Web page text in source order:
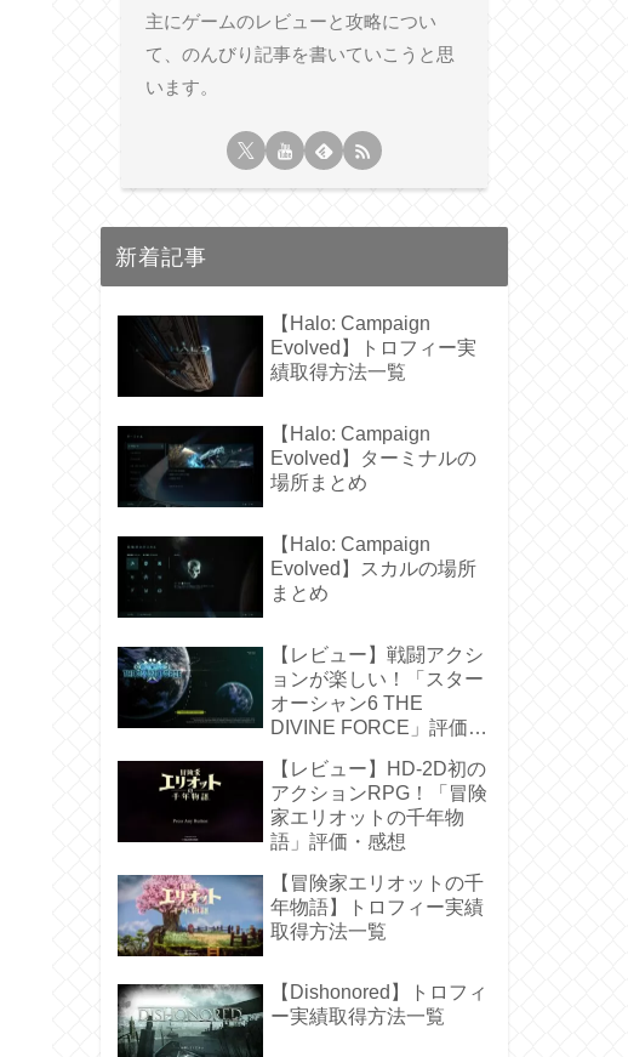
主にゲームのレビューと攻略につい
て、のんびり記事を書いていこうと思
います。
新着記事
【Halo: Campaign
Evolved】トロフィー実
績取得方法一覧
【Halo: Campaign
Evolved】ターミナルの
場所まとめ
【Halo: Campaign
Evolved】スカルの場所
まとめ
【レビュー】戦闘アクシ
ョンが楽しい！「スター
オーシャン6 THE
DIVINE FORCE」評価・
【レビュー】HD-2D初の
アクションRPG！「冒険
家エリオットの千年物
語」評価・感想
【冒険家エリオットの千
年物語】トロフィー実績
取得方法一覧
【Dishonored】トロフィ
ー実績取得方法一覧